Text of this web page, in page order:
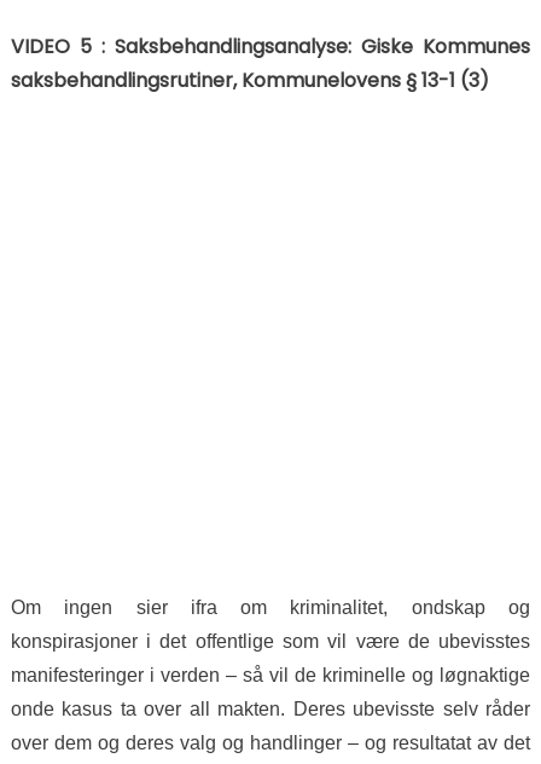
VIDEO 5 : Saksbehandlingsanalyse: Giske Kommunes
saksbehandlingsrutiner, Kommunelovens § 13-1 (3)
Om ingen sier ifra om kriminalitet, ondskap og
konspirasjoner i det offentlige som vil være de ubevisstes
manifesteringer i verden – så vil de kriminelle og løgnaktige
onde kasus ta over all makten. Deres ubevisste selv råder
over dem og deres valg og handlinger – og resultatat av det